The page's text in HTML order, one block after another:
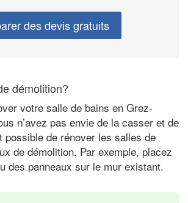
des devis gratuits
démolition?
votre salle de bains en Grez-
n’avez pas envie de la casser et de
possible de rénover les salles de
de démolition. Par exemple, placez
des panneaux sur le mur existant.